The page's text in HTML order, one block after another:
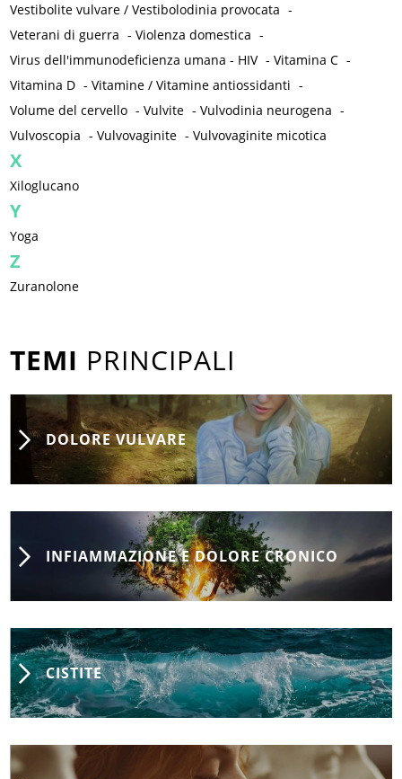
Vestibolite vulvare / Vestibolodinia provocata -
Veterani di guerra -Violenza domestica -
Virus dell'immunodeficienza umana - HIV -Vitamina C -
Vitamina D -Vitamine / Vitamine antiossidanti -
Volume del cervello -Vulvite -Vulvodinia neurogena -
Vulvoscopia -Vulvovaginite -Vulvovaginite micotica
X
Xiloglucano
Y
Yoga
Z
Zuranolone
TEMI PRINCIPALI
DOLORE VULVARE
INFIAMMAZIONE E DOLORE CRONICO
CISTITE